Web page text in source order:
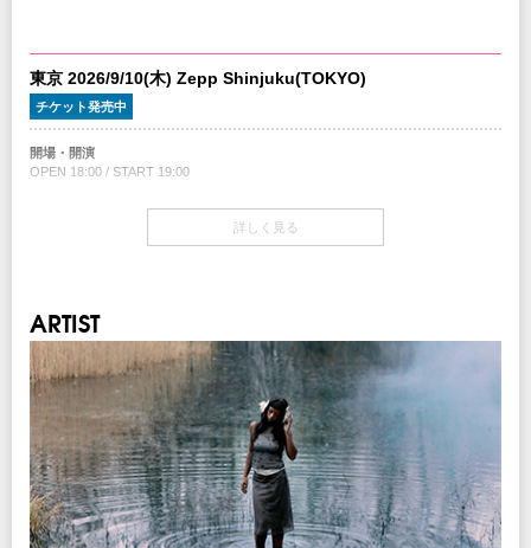
7/18(土)10:00am～
チケット先行
クリエイティブマン 3A 会員先行
期間：7/9(木)15:00～7/12(日)18:00
クリエイティブマン モバイル 会員先行
期間：7/9(木)18:00～7/12(日)18:00
※未就学児(6歳未満)のご入場はお断りいたします。
キョードーインフォメーション
東京 2026/9/10(木) Zepp Shinjuku(TOKYO)
チケット発売中
開場・開演
OPEN 18:00 / START 19:00
￥8,000（税込/All Standing/1Drink別）
チケット先行
クリエイティブマン 3A 会員先行
期間：7/9(木)15:00～7/12(日)18:00
クリエイティブマン モバイル 会員先行
期間：7/9(木)18:00～7/12(日)18:00
イープラス
期間：7/13(月)12:00～7/15(水)23:59
チケットぴあ
期間：7/13(月)12:00～7/15(水)23:59
ローソンチケット
詳しく見る
ARTIST